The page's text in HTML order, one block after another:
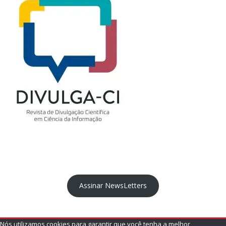
Assinar NewsLetters
Nós utilizamos cookies para garantir que você tenha a melhor